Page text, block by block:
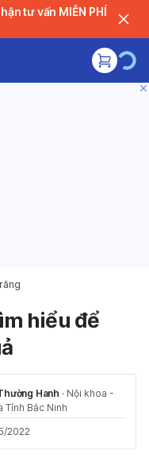
hiểu để
Hanh · Nội khoa -
Tỉnh Bắc Ninh
2022